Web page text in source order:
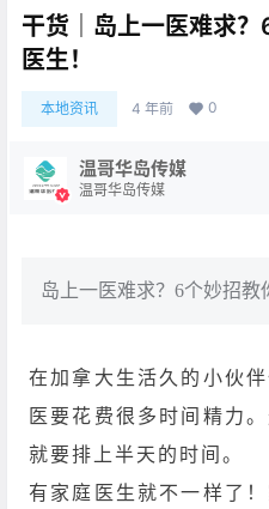
干货｜岛上一医难求
医生！
本地资讯 4 年前 0
温哥华岛传媒
温哥华岛传媒
岛上一医难求？6个妙招教
在加拿大生活久的小伙
医要花费很多时间精力
就要排上半天的时间。
有家庭医生就不一样了